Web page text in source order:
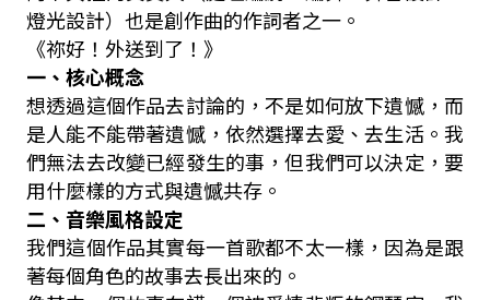
燈光設計）也是創作曲的作詞者之一。
《祢好！外送到了！》
一、核心概念
想透過這個作品去討論的，不是如何放下遺憾，而
是人能不能帶著遺憾，依然選擇去愛、去生活。我
們無法去改變已經發生的事，但我們可以決定，要
用什麼樣的方式與遺憾共存。
二、音樂風格設定
我們這個作品其實每一首歌都不太一樣，因為是跟
著每個角色的故事去長出來的。